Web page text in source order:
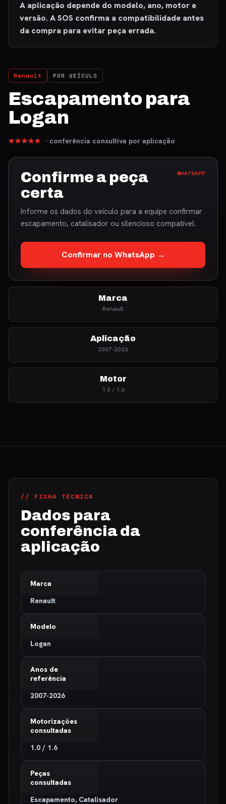
A aplicação depende do modelo, ano, motor e
versão. A SOS confirma a compatibilidade antes
da compra para evitar peça errada.
Renault POR VEÍCULO
Escapamento para
Logan
★★★★★ · conferência consultiva por aplicação
Confirme a peça
certa
WHATSAPP
Informe os dados do veículo para a equipe confirmar
escapamento, catalisador ou silencioso compatível.
Confirmar no WhatsApp →
Marca
Renault
Aplicação
2007-2026
Motor
1.0 / 1.6
// FICHA TÉCNICA
Dados para
conferência da
aplicação
Marca
Renault
Modelo
Logan
Anos de
referência
2007-2026
Motorizações
consultadas
1.0 / 1.6
Peças
consultadas
Escapamento, Catalisador